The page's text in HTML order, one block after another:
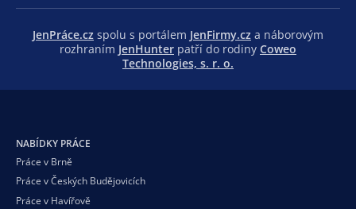
JenPráce.cz spolu s portálem JenFirmy.cz a náborovým
rozhraním JenHunter patří do rodiny Coweo
Technologies, s. r. o.
NABÍDKY PRÁCE
Práce v Brně
Práce v Českých Budějovicích
Práce v Havířově